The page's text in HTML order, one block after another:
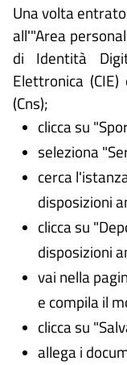
Una volta
all'"Area
di Identità
Elettronica
(Cns);
clicca su
seleziona
cerca
disposizioni
clicca su
disposizioni
vai nella
e compila il
clicca su
allega i